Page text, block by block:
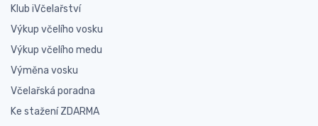
Klub iVčelařství
Výkup včelího vosku
Výkup včelího medu
Výměna vosku
Včelařská poradna
Ke stažení ZDARMA